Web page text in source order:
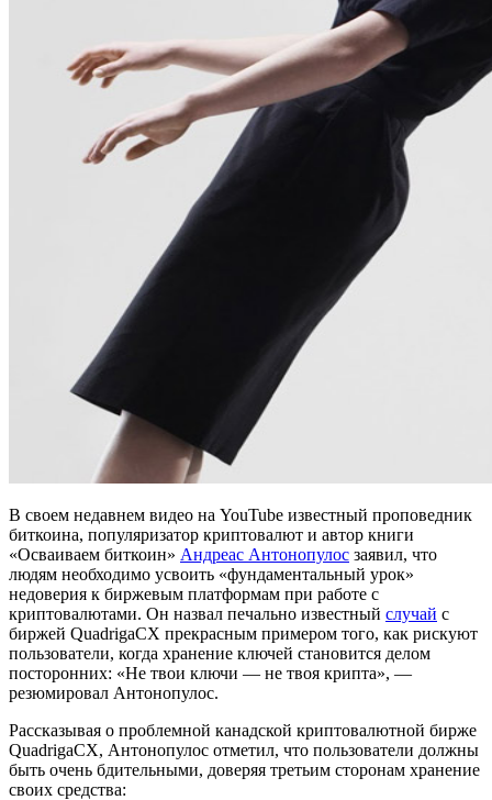
В своем недавнем видео на YouTube известный проповедник
биткоина, популяризатор криптовалют и автор книги
«Осваиваем биткоин» Андреас Антонопулос заявил, что
людям необходимо усвоить «фундаментальный урок»
недоверия к биржевым платформам при работе с
криптовалютами. Он назвал печально известный случай с
биржей QuadrigaCX прекрасным примером того, как рискуют
пользователи, когда хранение ключей становится делом
посторонних: «Не твои ключи — не твоя крипта», —
резюмировал Антонопулос.
Рассказывая о проблемной канадской криптовалютной бирже
QuadrigaCX, Антонопулос отметил, что пользователи должны
быть очень бдительными, доверяя третьим сторонам хранение
своих средства: